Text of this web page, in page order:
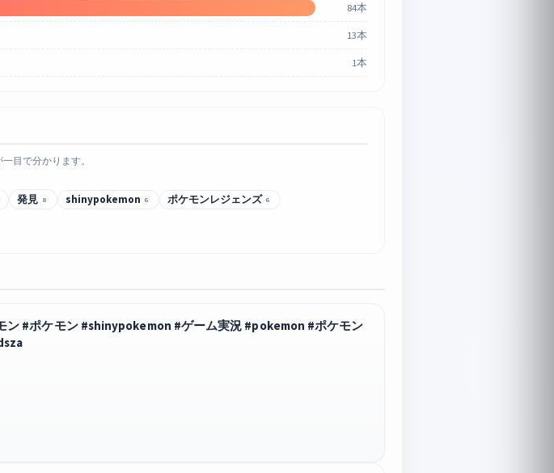
84本
13本
1本
目で分かります。
発見 8 shinypokemon 6 ポケモンレジェンズ 6
ポケモン #shinypokemon #ゲーム実況 #pokemon #ポケモン